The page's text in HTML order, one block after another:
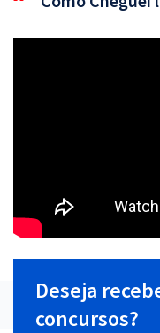
Deseja
concursos?